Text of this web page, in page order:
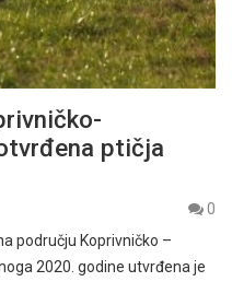
ptičja
0
području Koprivničko –
2020. godine utvrđena je